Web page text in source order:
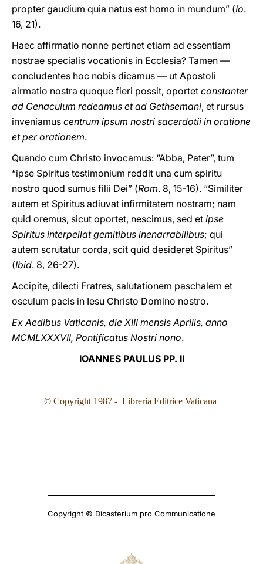
propter gaudium quia natus est homo in mundum” (Io.
16, 21).
Haec affirmatio nonne pertinet etiam ad essentiam
nostrae specialis vocationis in Ecclesia? Tamen —
concludentes hoc nobis dicamus — ut Apostoli
airmatio nostra quoque fieri possit, oportet constanter
ad Cenaculum redeamus et ad Gethsemani, et rursus
inveniamus centrum ipsum nostri sacerdotii in oratione
et per orationem.
Quando cum Christo invocamus: “Abba, Pater”, tum
“ipse Spiritus testimonium reddit una cum spiritu
nostro quod sumus filii Dei” (Rom. 8, 15-16). “Similiter
autem et Spiritus adiuvat infirmitatem nostram; nam
quid oremus, sicut oportet, nescimus, sed et ipse
Spiritus interpellat gemitibus inenarrabilibus; qui
autem scrutatur corda, scit quid desideret Spiritus”
(Ibid. 8, 26-27).
Accipite, dilecti Fratres, salutationem paschalem et
osculum pacis in Iesu Christo Domino nostro.
Ex Aedibus Vaticanis, die XIII mensis Aprilis, anno
MCMLXXXVII, Pontificatus Nostri nono.
IOANNES PAULUS PP. II
© Copyright 1987 - Libreria Editrice Vaticana
Copyright © Dicasterium pro Communicatione